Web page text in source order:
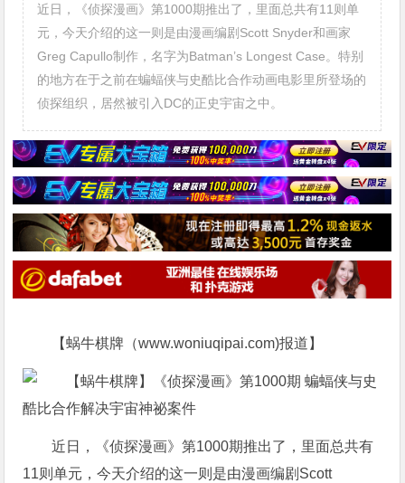
近日，《侦探漫画》第1000期推出了，里面总共有11则单
元，今天介绍的这一则是由漫画编剧Scott Snyder和画家
Greg Capullo制作，名字为Batman’s Longest Case。特别
的地方在于之前在蝙蝠侠与史酷比合作动画电影里所登场的
侦探组织，居然被引入DC的正史宇宙之中。
【蜗牛棋牌（www.woniuqipai.com)报道】
近日，《侦探漫画》第1000期推出了，里面总共有
11则单元，今天介绍的这一则是由漫画编剧Scott